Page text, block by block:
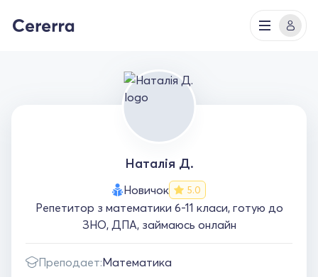
Наталія Д.
Новичок 5.0
Репетитор з математики 6-11 класи, готую до
ЗНО, ДПА, займаюсь онлайн
Преподает:Математика